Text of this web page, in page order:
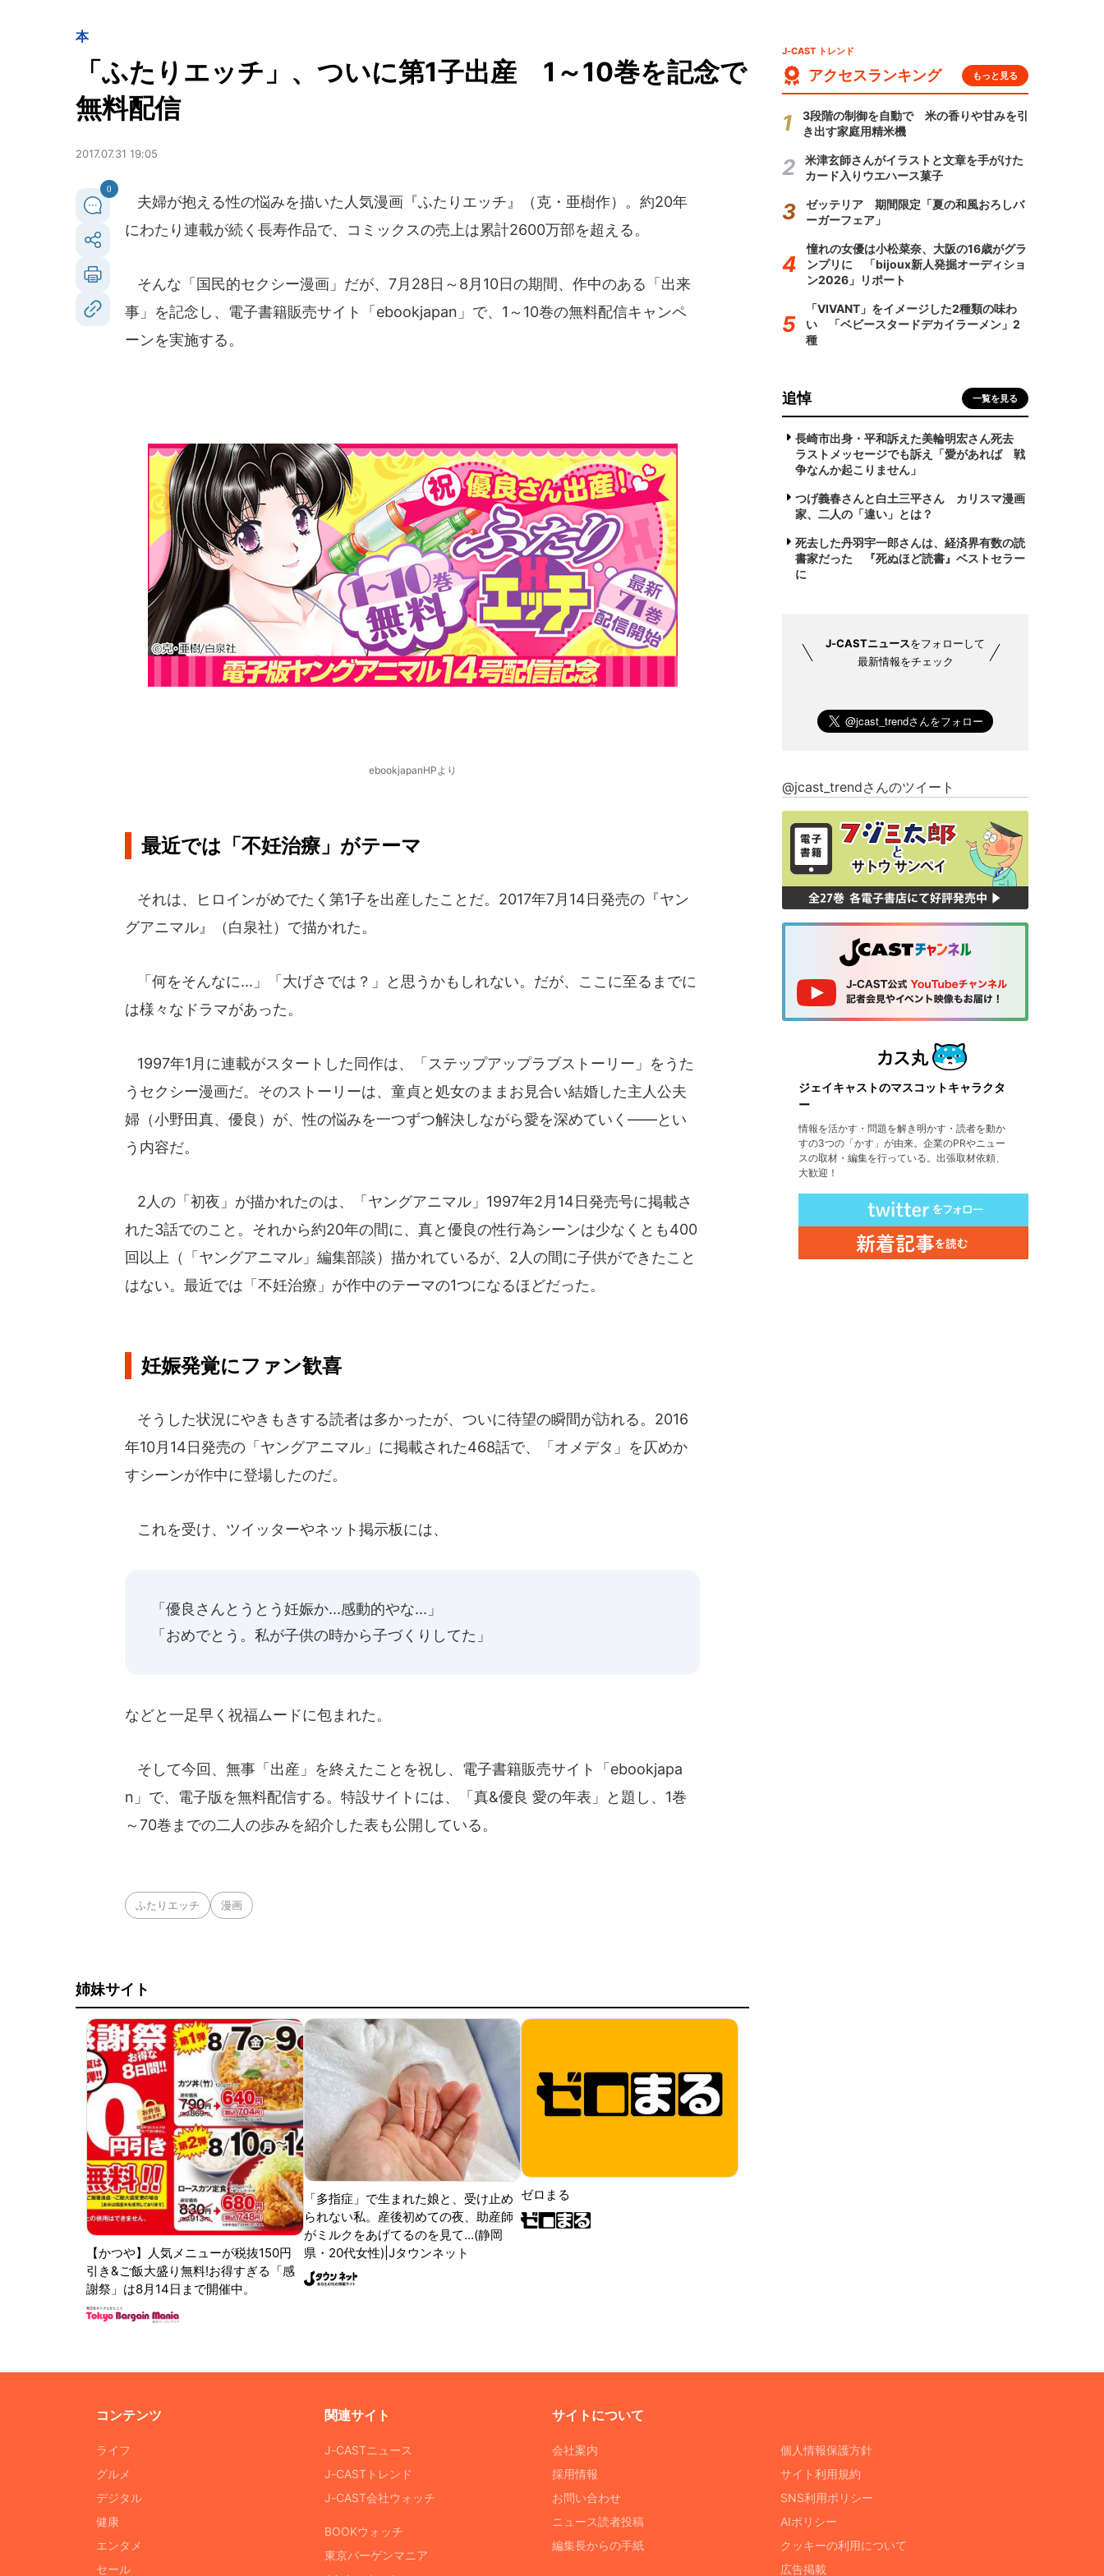
本
「ふたりエッチ」、ついに第1子出産 1～10巻を記念で
無料配信
2017.07.31 19:05
0
夫婦が抱える性の悩みを描いた人気漫画『ふたりエッチ』（克・亜樹作）。約20年
にわたり連載が続く長寿作品で、コミックスの売上は累計2600万部を超える。
そんな「国民的セクシー漫画」だが、7月28日～8月10日の期間、作中のある「出来
事」を記念し、電子書籍販売サイト「ebookjapan」で、1～10巻の無料配信キャンペ
ーンを実施する。
ebookjapanHPより
最近では「不妊治療」がテーマ
それは、ヒロインがめでたく第1子を出産したことだ。2017年7月14日発売の『ヤン
グアニマル』（白泉社）で描かれた。
「何をそんなに...」「大げさでは？」と思うかもしれない。だが、ここに至るまでに
は様々なドラマがあった。
1997年1月に連載がスタートした同作は、「ステップアップラブストーリー」をうた
うセクシー漫画だ。そのストーリーは、童貞と処女のままお見合い結婚した主人公夫
婦（小野田真、優良）が、性の悩みを一つずつ解決しながら愛を深めていく――とい
う内容だ。
2人の「初夜」が描かれたのは、「ヤングアニマル」1997年2月14日発売号に掲載さ
れた3話でのこと。それから約20年の間に、真と優良の性行為シーンは少なくとも400
回以上（「ヤングアニマル」編集部談）描かれているが、2人の間に子供ができたこと
はない。最近では「不妊治療」が作中のテーマの1つになるほどだった。
妊娠発覚にファン歓喜
そうした状況にやきもきする読者は多かったが、ついに待望の瞬間が訪れる。2016
年10月14日発売の「ヤングアニマル」に掲載された468話で、「オメデタ」を仄めか
すシーンが作中に登場したのだ。
これを受け、ツイッターやネット掲示板には、
「優良さんとうとう妊娠か...感動的やな...」
「おめでとう。私が子供の時から子づくりしてた」
などと一足早く祝福ムードに包まれた。
そして今回、無事「出産」を終えたことを祝し、電子書籍販売サイト「ebookjapa
n」で、電子版を無料配信する。特設サイトには、「真&優良 愛の年表」と題し、1巻
～70巻までの二人の歩みを紹介した表も公開している。
ふたりエッチ 漫画
姉妹サイト
【かつや】人気メニューが税抜150円
引き&ご飯大盛り無料!お得すぎる「感
謝祭」は8月14日まで開催中。
「多指症」で生まれた娘と、受け止め
られない私。産後初めての夜、助産師
がミルクをあげてるのを見て...(静岡
県・20代女性)|Jタウンネット
ゼロまる
J-CAST トレンド
アクセスランキング もっと見る
3段階の制御を自動で 米の香りや甘みを引
き出す家庭用精米機
米津玄師さんがイラストと文章を手がけた
カード入りウエハース菓子
ゼッテリア 期間限定「夏の和風おろしバ
ーガーフェア」
憧れの女優は小松菜奈、大阪の16歳がグラ
ンプリに 「bijoux新人発掘オーディショ
ン2026」リポート
「VIVANT」をイメージした2種類の味わ
い 「ベビースタードデカイラーメン」2
種
追悼 一覧を見る
長崎市出身・平和訴えた美輪明宏さん死去
ラストメッセージでも訴え「愛があれば 戦
争なんか起こりません」
つげ義春さんと白土三平さん カリスマ漫画
家、二人の「違い」とは？
死去した丹羽宇一郎さんは、経済界有数の読
書家だった 『死ぬほど読書』ベストセラー
に
J-CASTニュースをフォローして
最新情報をチェック
@jcast_trendさんのツイート
ジェイキャストのマスコットキャラクタ
ー
情報を活かす・問題を解き明かす・読者を動か
すの3つの「かす」が由来。企業のPRやニュー
スの取材・編集を行っている。出張取材依頼、
大歓迎！
コンテンツ
ライフ
グルメ
デジタル
健康
エンタメ
セール
関連サイト
J-CASTニュース
J-CASTトレンド
J-CAST会社ウォッチ
BOOKウォッチ
東京バーゲンマニア
サイトについて
会社案内
採用情報
お問い合わせ
ニュース読者投稿
編集長からの手紙
個人情報保護方針
サイト利用規約
SNS利用ポリシー
AIポリシー
クッキーの利用について
広告掲載